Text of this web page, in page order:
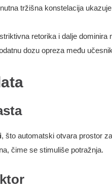
tržišna konstelacija
retorika i dalje
dozu opreza među
, što automatski otvara prostor
čime se stimuliše potražnja.